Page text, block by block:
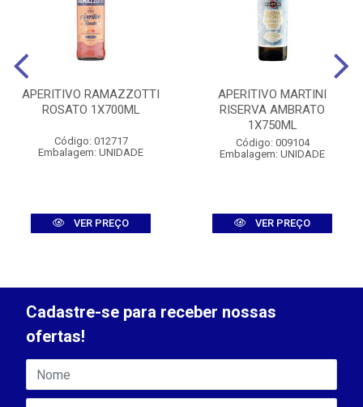
APERITIVO RAMAZZOTTI
ROSATO 1X700ML
Código: 012717
Embalagem: UNIDADE
VER PREÇO
APERITIVO MARTINI
RISERVA AMBRATO
1X750ML
Código: 009104
Embalagem: UNIDADE
VER PREÇO
Cadastre-se para receber nossas
ofertas!